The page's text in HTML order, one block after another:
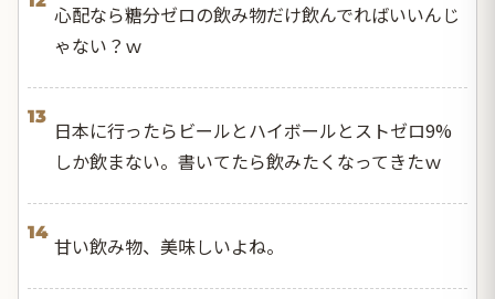
心配なら糖分ゼロの飲み物だけ飲んでればいいんじ
ゃない？ｗ
13
日本に行ったらビールとハイボールとストゼロ9%
しか飲まない。書いてたら飲みたくなってきたｗ
14
甘い飲み物、美味しいよね。